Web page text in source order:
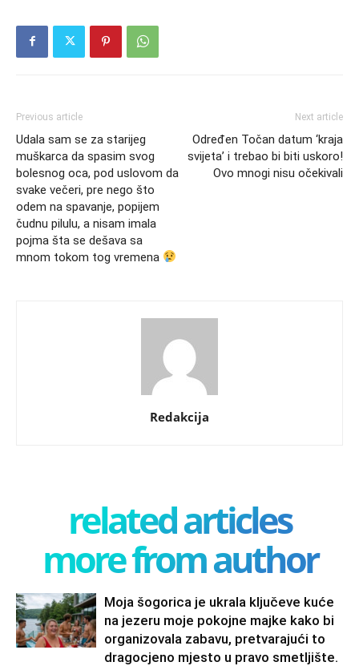
Previous article
Udala sam se za starijeg
muškarca da spasim svog
bolesnog oca, pod uslovom da
svake večeri, pre nego što
odem na spavanje, popijem
čudnu pilulu, a nisam imala
pojma šta se dešava sa
mnom tokom tog vremena
Next article
Određen Točan datum ‘kraja
svijeta’ i trebao bi biti uskoro!
Ovo mnogi nisu očekivali
Redakcija
related articles
more from author
Moja šogorica je ukrala ključeve kuće
na jezeru moje pokojne majke kako bi
organizovala zabavu, pretvarajući to
dragocjeno mjesto u pravo smetljište.